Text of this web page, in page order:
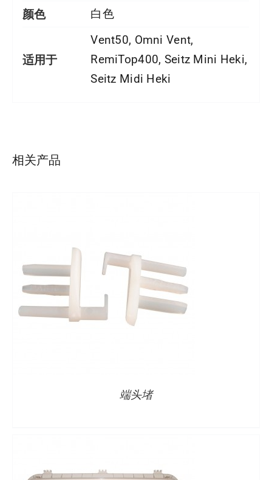
颜色
白色
适用于
Vent50, Omni Vent,
RemiTop400, Seitz Mini Heki,
Seitz Midi Heki
相关产品
端头堵